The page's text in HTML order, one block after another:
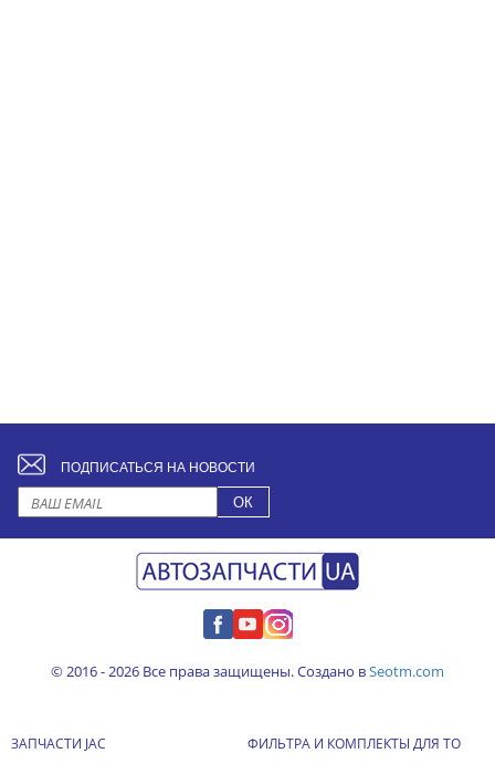
ПОДПИСАТЬСЯ НА НОВОСТИ
© 2016 - 2026 Все права защищены. Создано вSeotm.com
ЗАПЧАСТИ JAC
ФИЛЬТРА И КОМПЛЕКТЫ ДЛЯ ТО